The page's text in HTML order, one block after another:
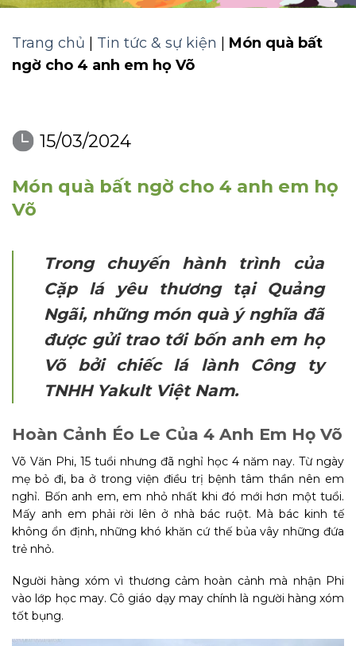
Trang chủ Tin tức & sự kiện
Món quà bất
ngờ cho 4 anh em họ Võ
15/03/2024
Món quà bất ngờ cho 4 anh em họ
Võ
Trong chuyến hành trình của
Cặp lá yêu thương tại Quảng
Ngãi, những món quà ý nghĩa đã
được gửi trao tới bốn anh em họ
Võ bởi chiếc lá lành Công ty
TNHH Yakult Việt Nam.
Hoàn Cảnh Éo Le Của 4 Anh Em Họ Võ
Võ Văn Phi, 15 tuổi nhưng đã nghỉ học 4 năm nay. Từ ngày
mẹ bỏ đi, ba ở trong viện điều trị bệnh tâm thần nên em
nghỉ. Bốn anh em, em nhỏ nhất khi đó mới hơn một tuổi.
Mấy anh em phải rời lên ở nhà bác ruột. Mà bác kinh tế
không ổn định, những khó khăn cứ thế bủa vây những đứa
trẻ nhỏ.
Người hàng xóm vì thương cảm hoàn cảnh mà nhận Phi
vào lớp học may. Cô giáo dạy may chính là người hàng xóm
tốt bụng.